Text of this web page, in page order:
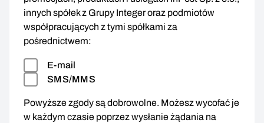
innych spółek z Grupy Integer oraz podmiotów
współpracujących z tymi spółkami za
pośrednictwem:
E-mail
SMS/MMS
Powyższe zgody są dobrowolne. Możesz wycofać je
w każdym czasie poprzez wysłanie żądania na